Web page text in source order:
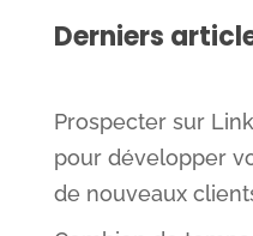
Derniers
Prospecter sur
pour développer
de nouveaux